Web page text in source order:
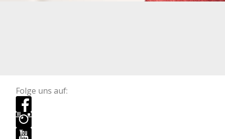
Folge uns auf: